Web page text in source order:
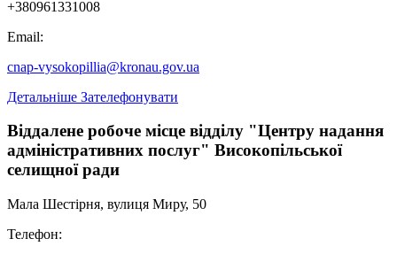
+380961331008
Email:
cnap-vysokopillia@kronau.gov.ua
Детальніше Зателефонувати
Віддалене робоче місце відділу "Центру надання
адміністративних послуг" Високопільської
селищної ради
Мала Шестірня, вулиця Миру, 50
Телефон: